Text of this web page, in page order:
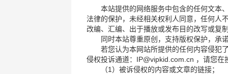
本站提供的网络服务中包含的任何文本
法律的保护，未经相关权利人同意，任何人
改编、汇编、出于播放或发布目的改写或复
同时本站尊重原创，支持版权保护，承
若您认为本网站所提供的任何内容侵犯
侵权投诉通道：IP@vipkid.com.cn ，请您在
（1）被诉侵权的内容或文章的链接；